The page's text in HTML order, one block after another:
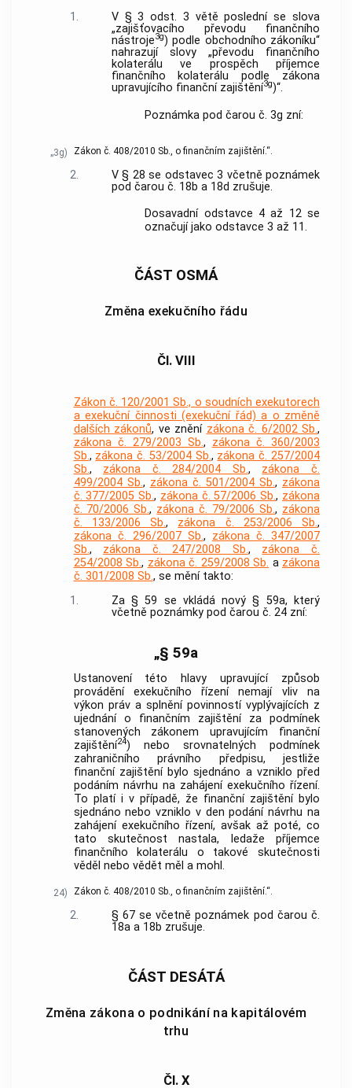
1.
V § 3 odst. 3 větě poslední se slova
„zajišťovacího převodu finančního
nástroje3g) podle obchodního zákoníku“
nahrazují slovy „převodu finančního
kolaterálu ve prospěch příjemce
finančního kolaterálu podle zákona
upravujícího finanční zajištění3g)“.
Poznámka pod čarou č. 3g zní:
„3g) Zákon č. 408/2010 Sb., o finančním zajištění.“.
2.
V § 28 se odstavec 3 včetně poznámek
pod čarou č. 18b a 18d zrušuje.
Dosavadní odstavce 4 až 12 se
označují jako odstavce 3 až 11.
ČÁST OSMÁ
Změna exekučního řádu
Čl. VIII
Zákon č. 120/2001 Sb., o soudních exekutorech
a exekuční činnosti (exekuční řád) a o změně
dalších zákonů, ve znění zákona č. 6/2002 Sb.,
zákona č. 279/2003 Sb., zákona č. 360/2003
Sb., zákona č. 53/2004 Sb., zákona č. 257/2004
Sb., zákona č. 284/2004 Sb., zákona č.
499/2004 Sb., zákona č. 501/2004 Sb., zákona
č. 377/2005 Sb., zákona č. 57/2006 Sb., zákona
č. 70/2006 Sb., zákona č. 79/2006 Sb., zákona
č. 133/2006 Sb., zákona č. 253/2006 Sb.,
zákona č. 296/2007 Sb., zákona č. 347/2007
Sb., zákona č. 247/2008 Sb., zákona č.
254/2008 Sb., zákona č. 259/2008 Sb. a zákona
č. 301/2008 Sb., se mění takto:
1.
Za § 59 se vkládá nový § 59a, který
včetně poznámky pod čarou č. 24 zní:
„§ 59a
Ustanovení této hlavy upravující způsob
provádění exekučního řízení nemají vliv na
výkon práv a splnění povinností vyplývajících z
ujednání o finančním zajištění za podmínek
stanovených zákonem upravujícím finanční
zajištění24) nebo srovnatelných podmínek
zahraničního právního předpisu, jestliže
finanční zajištění bylo sjednáno a vzniklo před
podáním návrhu na zahájení exekučního řízení.
To platí i v případě, že finanční zajištění bylo
sjednáno nebo vzniklo v den podání návrhu na
zahájení exekučního řízení, avšak až poté, co
tato skutečnost nastala, ledaže příjemce
finančního kolaterálu o takové skutečnosti
věděl nebo vědět měl a mohl.
24) Zákon č. 408/2010 Sb., o finančním zajištění.“.
2.
§ 67 se včetně poznámek pod čarou č.
18a a 18b zrušuje.
ČÁST DESÁTÁ
Změna zákona o podnikání na kapitálovém
trhu
Čl. X